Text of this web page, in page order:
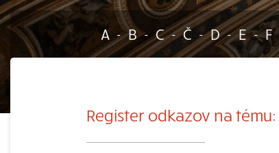
A - B - C - Č - D - E - F
Register odkazov na tému: